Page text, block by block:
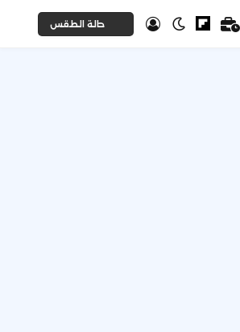
حالة الطقس